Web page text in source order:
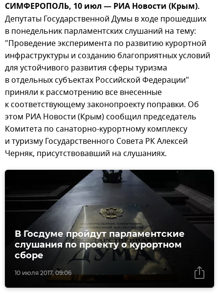
СИМФЕРОПОЛЬ, 10 июл — РИА Новости (Крым).
Депутаты Государственной Думы в ходе прошедших
в понедельник парламентских слушаний на тему:
"Проведение эксперимента по развитию курортной
инфраструктуры и созданию благоприятных условий
для устойчивого развития сферы туризма
в отдельных субъектах Российской Федерации"
приняли к рассмотрению все внесенные
к соответствующему законопроекту поправки. Об
этом РИА Новости (Крым) сообщил председатель
Комитета по санаторно-курортному комплексу
и туризму Государственного Совета РК Алексей
Черняк, присутствовавший на слушаниях.
10 июля 2017, 09:06
В Госдуме пройдут парламентские
слушания по проекту о курортном
сборе